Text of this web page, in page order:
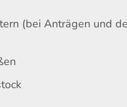
(bei Anträgen und